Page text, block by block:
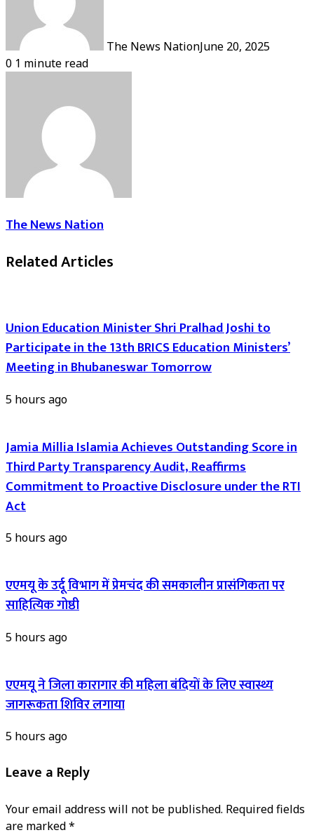
The News NationJune 20, 2025
0 1 minute read
The News Nation
Related Articles
Union Education Minister Shri Pralhad Joshi to
Participate in the 13th BRICS Education Ministers’
Meeting in Bhubaneswar Tomorrow
5 hours ago
Jamia Millia Islamia Achieves Outstanding Score in
Third Party Transparency Audit, Reaffirms
Commitment to Proactive Disclosure under the RTI
Act
5 hours ago
एएमयू के उर्दू विभाग में प्रेमचंद की समकालीन प्रासंगिकता पर
साहित्यिक गोष्ठी
5 hours ago
एएमयू ने जिला कारागार की महिला बंदियों के लिए स्वास्थ्य
जागरूकता शिविर लगाया
5 hours ago
Leave a Reply
Your email address will not be published. Required fields
are marked*